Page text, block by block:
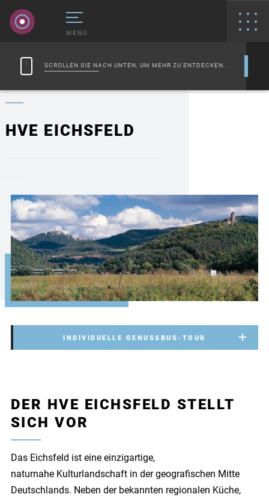
MENÜ
SCROLLEN SIE NACH UNTEN, UM MEHR ZU ENTDECKEN.
HVE EICHSFELD
INDIVIDUELLE GENUSSBUS-TOUR
DER HVE EICHSFELD STELLT
SICH VOR
Das Eichsfeld ist eine einzigartige,
naturnahe Kulturlandschaft in der geografischen Mitte
Deutschlands. Neben der bekannten regionalen Küche,